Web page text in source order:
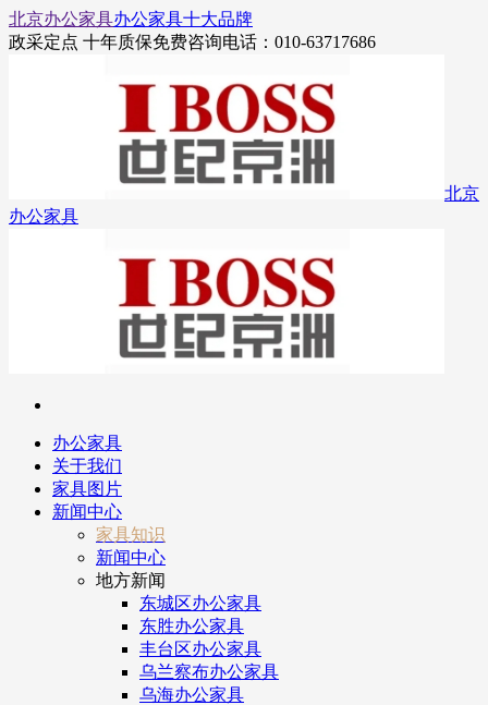
北京办公家具办公家具十大品牌
政采定点 十年质保免费咨询电话：010-63717686
北京
办公家具
办公家具
关于我们
家具图片
新闻中心
家具知识
新闻中心
地方新闻
东城区办公家具
东胜办公家具
丰台区办公家具
乌兰察布办公家具
乌海办公家具